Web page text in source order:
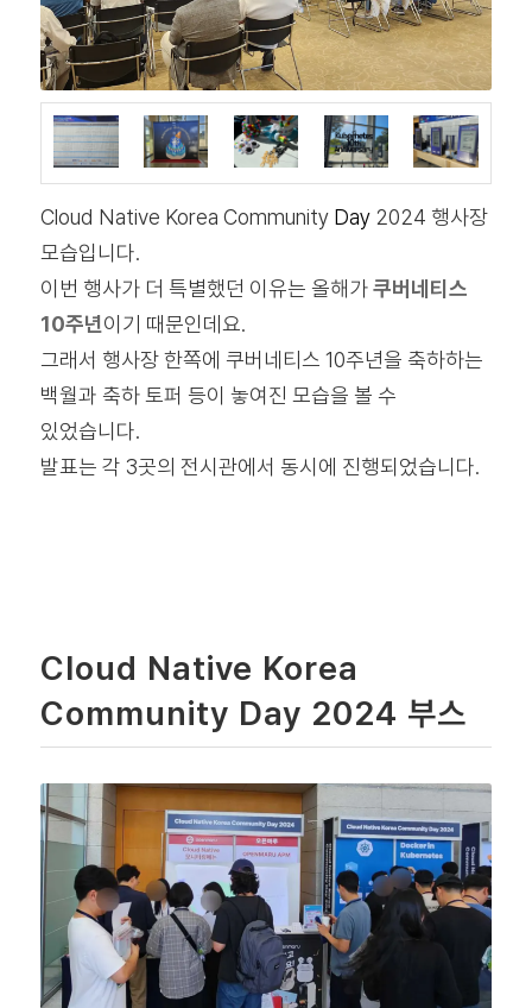
Cloud Native Korea Community Day2024 행사장
모습입니다.
이번 행사가 더 특별했던 이유는 올해가쿠버네티스
10주년이기 때문인데요.
그래서 행사장 한쪽에 쿠버네티스 10주년을 축하하는
백월과 축하 토퍼 등이 놓여진 모습을 볼 수
있었습니다.
발표는 각 3곳의 전시관에서 동시에 진행되었습니다.
Cloud Native Korea
Community Day 2024 부스